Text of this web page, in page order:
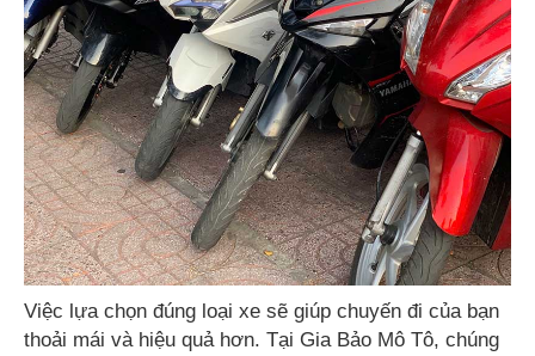
Việc lựa chọn đúng loại xe sẽ giúp chuyến đi của bạn
thoải mái và hiệu quả hơn. Tại Gia Bảo Mô Tô, chúng